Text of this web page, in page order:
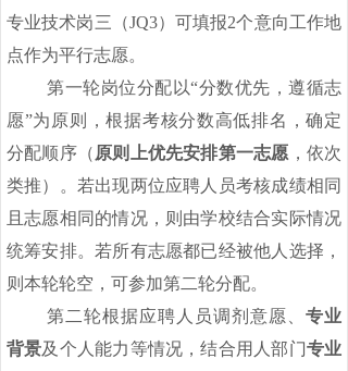
专业技术岗三（JQ3）可填报2个意向工作地
点作为平行志愿。
第一轮岗位分配以“分数优先，遵循志
愿”为原则，根据考核分数高低排名，确定
分配顺序（ 原则上优先安排第一志愿 ，依次
类推）。若出现两位应聘人员考核成绩相同
且志愿相同的情况，则由学校结合实际情况
统筹安排。若所有志愿都已经被他人选择，
则本轮轮空，可参加第二轮分配。
第二轮根据应聘人员调剂意愿、 专业
背景及个人能力等情况，结合用人部门专业